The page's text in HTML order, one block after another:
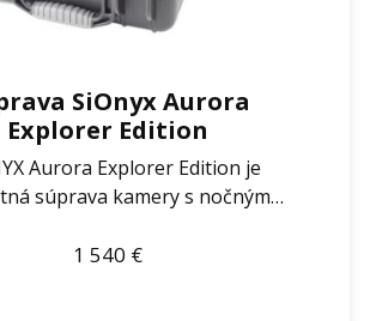
SiOnyx Aurora
Explorer Edition
Aurora Explorer Edition je
súprava kamery s nočným…
1 540 €